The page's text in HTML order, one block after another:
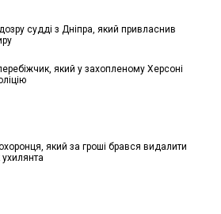
судді з Дніпра, який привласнив
який у захопленому Херсоні
який за гроші брався видалити